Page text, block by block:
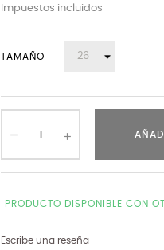
Impuestos incluidos
TAMAÑO
PRODUCTO DISPONIBLE CON
Escribe una reseña